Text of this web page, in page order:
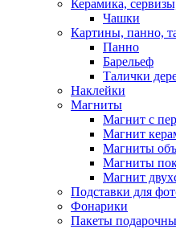
Керамика,
Чашки
Картины, панно,
Панно
Барельеф
Талички
Наклейки
Магниты
Магнит с
Магнит
Магниты
Магниты
Магнит
Подставки для
Фонарики
Пакеты